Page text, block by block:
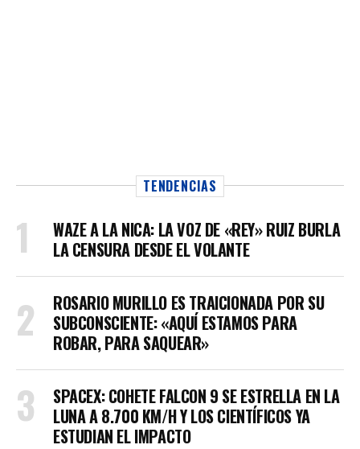
TENDENCIAS
WAZE A LA NICA: LA VOZ DE «REY» RUIZ BURLA
LA CENSURA DESDE EL VOLANTE
ROSARIO MURILLO ES TRAICIONADA POR SU
SUBCONSCIENTE: «AQUÍ ESTAMOS PARA
ROBAR, PARA SAQUEAR»
SPACEX: COHETE FALCON 9 SE ESTRELLA EN LA
LUNA A 8.700 KM/H Y LOS CIENTÍFICOS YA
ESTUDIAN EL IMPACTO